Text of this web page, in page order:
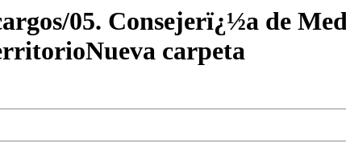
05. Consejerï¿½a de
carpeta